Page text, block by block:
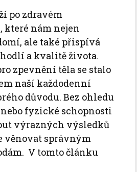
po zdravém
které nám nejen
ale také přispívá
a kvalitě života.
zpevnění těla se stalo
naší každodenní
důvodu. Bez ohledu
fyzické schopnosti
výrazných výsledků
věnovat správným
V tomto článku